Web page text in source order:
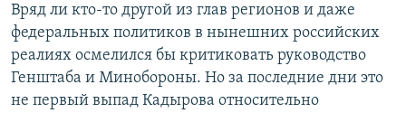
Вряд ли кто-то другой из глав регионов и даже
федеральных политиков в нынешних российских
реалиях осмелился бы критиковать руководство
Генштаба и Минобороны. Но за последние дни это
не первый выпад Кадырова относительно